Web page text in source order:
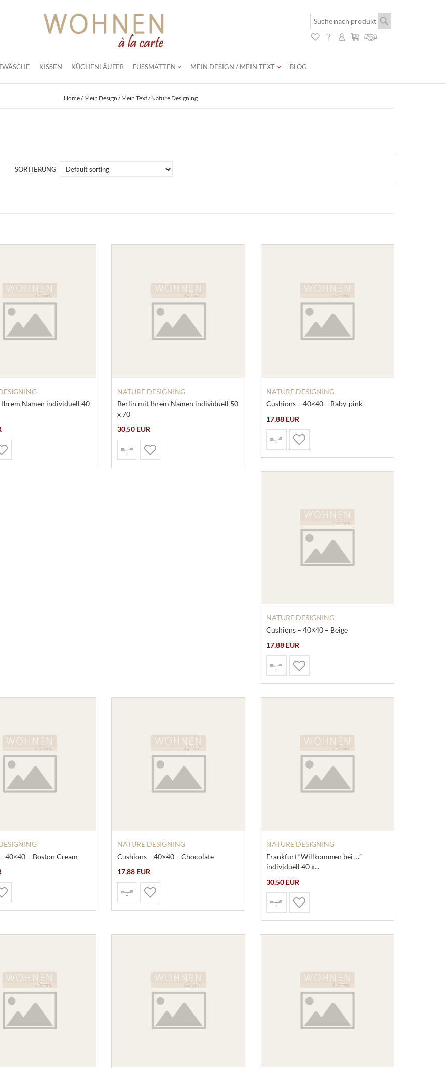
KISSEN KÜCHENLÄUFER FUSSMATTEN MEIN DESIGN / MEIN TEXT BLOG
Home/Mein Design / Mein Text/ Nature Designing
SORTIERUNG
Namen individuell 40
NATURE DESIGNING
Berlin mit Ihrem Namen individuell 50
x 70
30,50 EUR
NATURE DESIGNING
Cushions – 40×40 – Baby-pink
17,88 EUR
NATURE DESIGNING
Cushions – 40×40 – Beige
17,88 EUR
40×40 – Boston Cream
NATURE DESIGNING
Cushions – 40×40 – Chocolate
17,88 EUR
NATURE DESIGNING
Frankfurt “Willkommen bei …”
individuell 40 x...
30,50 EUR